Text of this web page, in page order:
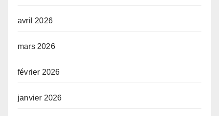
avril 2026
mars 2026
février 2026
janvier 2026